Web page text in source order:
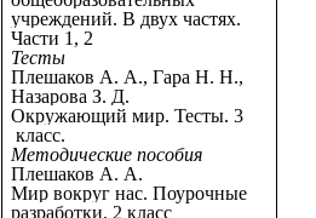
учреждений. В двух частях.
Части 1, 2
Тесты
Плешаков А. А., Гара Н. Н.,
Назарова З. Д.
Окружающий мир. Тесты. 3
класс.
Методические пособия
Плешаков А. А.
Мир вокруг нас. Поурочные
разработки. 2 класс